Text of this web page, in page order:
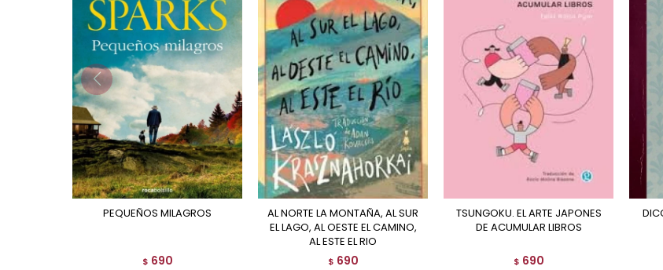
PEQUEÑOS MILAGROS
$ 690
AL NORTE LA MONTAÑA, AL SUR
EL LAGO, AL OESTE EL CAMINO,
AL ESTE EL RIO
$ 690
TSUNGOKU. EL ARTE JAPONES
DE ACUMULAR LIBROS
$ 690
DICCIONARIO INTIMO DE UNA